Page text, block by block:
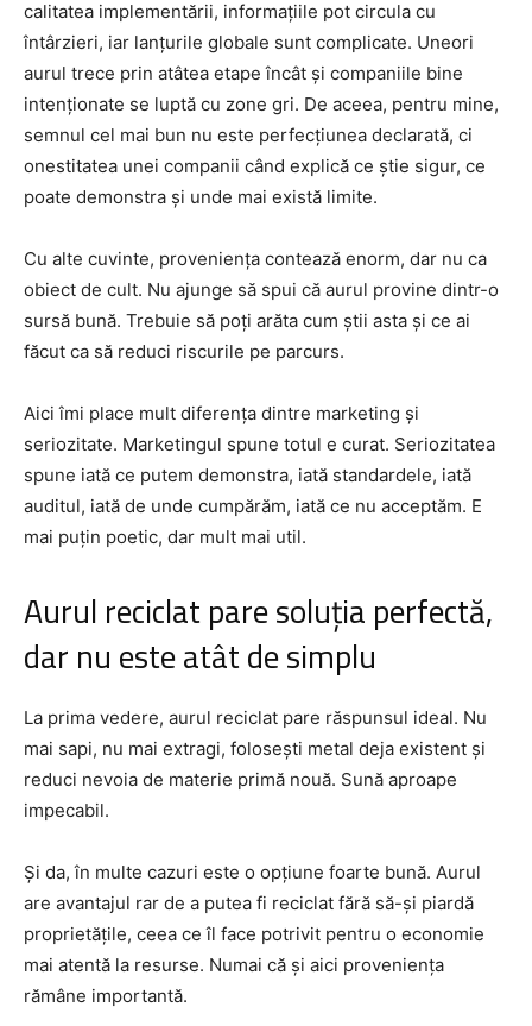
calitatea implementării, informațiile pot circula cu
întârzieri, iar lanțurile globale sunt complicate. Uneori
aurul trece prin atâtea etape încât și companiile bine
intenționate se luptă cu zone gri. De aceea, pentru mine,
semnul cel mai bun nu este perfecțiunea declarată, ci
onestitatea unei companii când explică ce știe sigur, ce
poate demonstra și unde mai există limite.
Cu alte cuvinte, proveniența contează enorm, dar nu ca
obiect de cult. Nu ajunge să spui că aurul provine dintr-o
sursă bună. Trebuie să poți arăta cum știi asta și ce ai
făcut ca să reduci riscurile pe parcurs.
Aici îmi place mult diferența dintre marketing și
seriozitate. Marketingul spune totul e curat. Seriozitatea
spune iată ce putem demonstra, iată standardele, iată
auditul, iată de unde cumpărăm, iată ce nu acceptăm. E
mai puțin poetic, dar mult mai util.
Aurul reciclat pare soluția perfectă,
dar nu este atât de simplu
La prima vedere, aurul reciclat pare răspunsul ideal. Nu
mai sapi, nu mai extragi, folosești metal deja existent și
reduci nevoia de materie primă nouă. Sună aproape
impecabil.
Și da, în multe cazuri este o opțiune foarte bună. Aurul
are avantajul rar de a putea fi reciclat fără să-și piardă
proprietățile, ceea ce îl face potrivit pentru o economie
mai atentă la resurse. Numai că și aici proveniența
rămâne importantă.